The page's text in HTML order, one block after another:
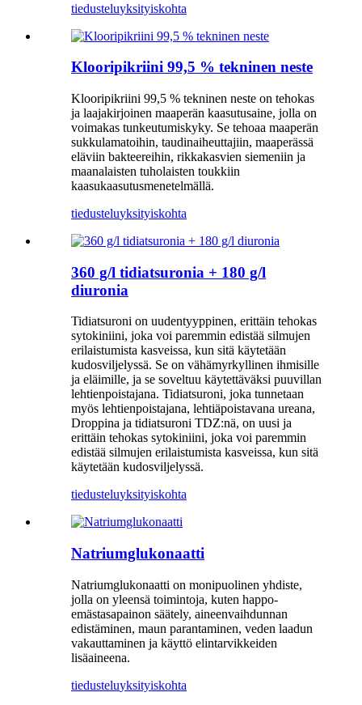
tiedusteluyksityiskohta
Klooripikriini 99,5 % tekninen neste
Klooripikriini 99,5 % tekninen neste on tehokas
ja laajakirjoinen maaperän kaasutusaine, jolla on
voimakas tunkeutumiskyky. Se tehoaa maaperän
sukkulamatoihin, taudinaiheuttajiin, maaperässä
eläviin bakteereihin, rikkakasvien siemeniin ja
maanalaisten tuholaisten toukkiin
kaasukaasutusmenetelmällä.
tiedusteluyksityiskohta
360 g/l tidiatsuronia + 180 g/l
diuronia
Tidiatsuroni on uudentyyppinen, erittäin tehokas
sytokiniini, joka voi paremmin edistää silmujen
erilaistumista kasveissa, kun sitä käytetään
kudosviljelyssä. Se on vähämyrkyllinen ihmisille
ja eläimille, ja se soveltuu käytettäväksi puuvillan
lehtienpoistajana. Tidiatsuroni, joka tunnetaan
myös lehtienpoistajana, lehtiäpoistavana ureana,
Droppina ja tidiatsuroni TDZ:nä, on uusi ja
erittäin tehokas sytokiniini, joka voi paremmin
edistää silmujen erilaistumista kasveissa, kun sitä
käytetään kudosviljelyssä.
tiedusteluyksityiskohta
Natriumglukonaatti
Natriumglukonaatti on monipuolinen yhdiste,
jolla on yleensä toimintoja, kuten happo-
emästasapainon säätely, aineenvaihdunnan
edistäminen, maun parantaminen, veden laadun
vakauttaminen ja käyttö elintarvikkeiden
lisäaineena.
tiedusteluyksityiskohta